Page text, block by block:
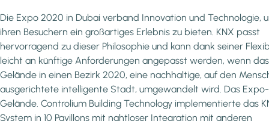
Die Expo 2020 in Dubai verband Innovation und Technologie,
ihren Besuchern ein großartiges Erlebnis zu bieten. KNX passt
hervorragend zu dieser Philosophie und kann dank seiner
leicht an künftige Anforderungen angepasst werden, wenn das
Gelände in einen Bezirk 2020, eine nachhaltige, auf den
ausgerichtete intelligente Stadt, umgewandelt wird. Das Expo-
Gelände. Controlium Building Technology implementierte das
System in 10 Pavillons mit nahtloser Integration mit anderen